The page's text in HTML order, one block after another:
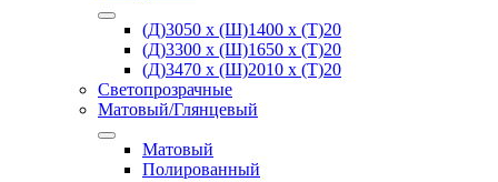
(Д)3050 х (Ш)1400 х (Т)20
(Д)3300 х (Ш)1650 х (Т)20
(Д)3470 х (Ш)2010 х (Т)20
Светопрозрачные
Матовый/Глянцевый
Матовый
Полированный